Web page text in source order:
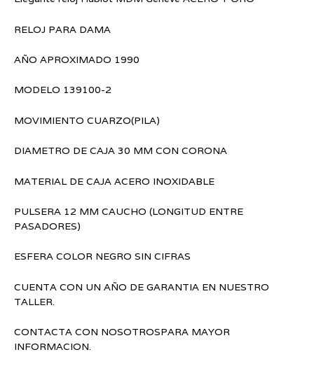
RELOJ PARA DAMA
AÑO APROXIMADO 1990
MODELO 139100-2
MOVIMIENTO CUARZO(PILA)
DIAMETRO DE CAJA 30 MM CON CORONA
MATERIAL DE CAJA ACERO INOXIDABLE
PULSERA 12 MM CAUCHO (LONGITUD ENTRE
PASADORES)
ESFERA COLOR NEGRO SIN CIFRAS
CUENTA CON UN AÑO DE GARANTIA EN NUESTRO
TALLER.
CONTACTA CON NOSOTROSPARA MAYOR
INFORMACION.